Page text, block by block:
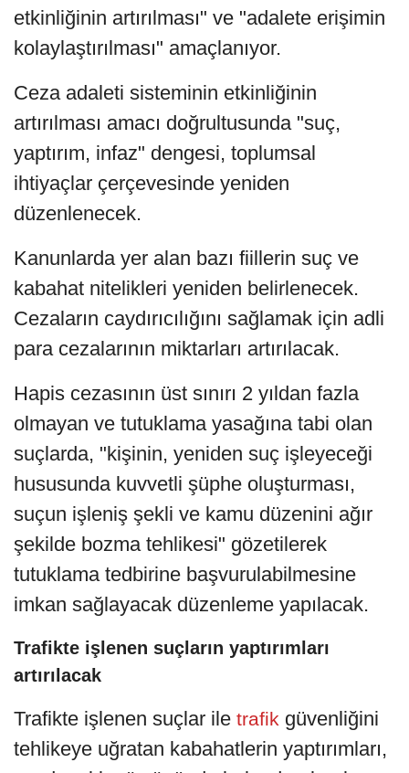
etkinliğinin artırılması" ve "adalete erişimin
kolaylaştırılması" amaçlanıyor.
Ceza adaleti sisteminin etkinliğinin
artırılması amacı doğrultusunda "suç,
yaptırım, infaz" dengesi, toplumsal
ihtiyaçlar çerçevesinde yeniden
düzenlenecek.
Kanunlarda yer alan bazı fiillerin suç ve
kabahat nitelikleri yeniden belirlenecek.
Cezaların caydırıcılığını sağlamak için adli
para cezalarının miktarları artırılacak.
Hapis cezasının üst sınırı 2 yıldan fazla
olmayan ve tutuklama yasağına tabi olan
suçlarda, "kişinin, yeniden suç işleyeceği
hususunda kuvvetli şüphe oluşturması,
suçun işleniş şekli ve kamu düzenini ağır
şekilde bozma tehlikesi" gözetilerek
tutuklama tedbirine başvurulabilmesine
imkan sağlayacak düzenleme yapılacak.
Trafikte işlenen suçların yaptırımları
artırılacak
Trafikte işlenen suçlar ile trafik güvenliğini
tehlikeye uğratan kabahatlerin yaptırımları,